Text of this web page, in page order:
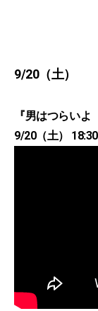
9/20（土）
『男はつらい
9/20（土）